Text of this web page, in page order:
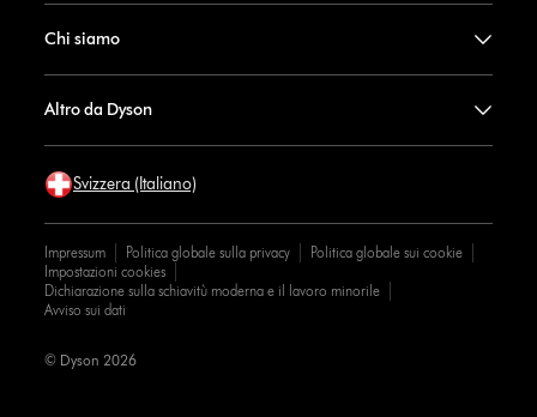
Chi siamo
Altro da Dyson
Svizzera (Italiano)
Impressum Politica globale sulla privacy
Politica globale sui cookie
Impostazioni cookies
Dichiarazione sulla schiavitù moderna e il lavoro minorile
Avviso sui dati
© Dyson 2026